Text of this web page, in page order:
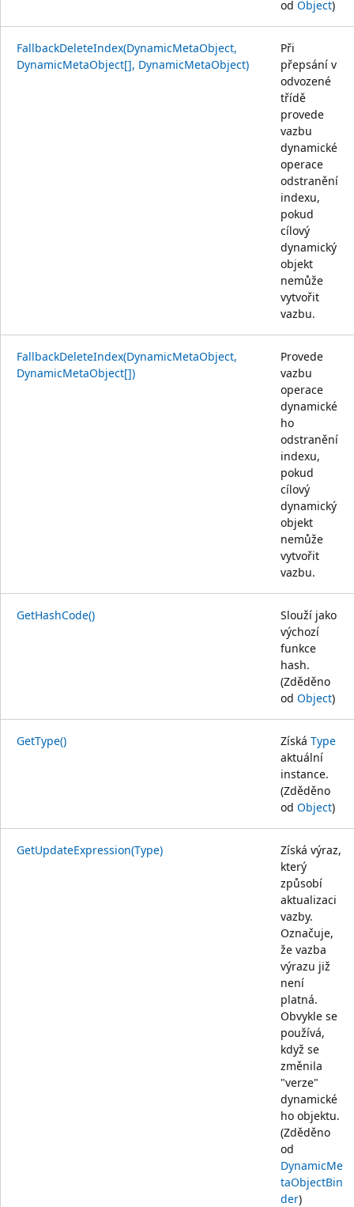
od Object)
FallbackDeleteIndex(DynamicMetaObject,
DynamicMetaObject[], DynamicMetaObject)
Při
přepsání v
odvozené
třídě
provede
vazbu
dynamické
operace
odstranění
indexu,
pokud
cílový
dynamický
objekt
nemůže
vytvořit
vazbu.
FallbackDeleteIndex(DynamicMetaObject,
DynamicMetaObject[])
Provede
vazbu
operace
dynamické
ho
odstranění
indexu,
pokud
cílový
dynamický
objekt
nemůže
vytvořit
vazbu.
GetHashCode()
Slouží jako
výchozí
funkce
hash.
(Zděděno
od Object)
GetType() Získá Type
aktuální
instance.
(Zděděno
od Object)
GetUpdateExpression(Type)
Získá výraz,
který
způsobí
aktualizaci
vazby.
Označuje,
že vazba
výrazu již
není
platná.
Obvykle se
používá,
když se
změnila
"verze"
dynamické
ho objektu.
(Zděděno
od
DynamicMe
taObjectBin
der)